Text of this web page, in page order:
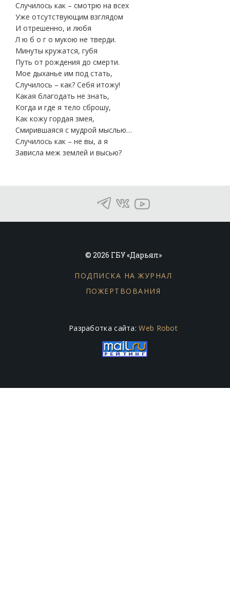
Случилось как – смотрю на всех
Уже отсутствующим взглядом
И отрешенно, и любя
Л ю б о г о мукою не тверди.
Минуты кружатся, губя
Путь от рождения до смерти.
Мое дыханье им под стать,
Случилось – как? Себя итожу!
Какая благодать не знать,
Когда и где я тело сброшу,
Как кожу гордая змея,
Смирившаяся с мудрой мыслью…
Случилось как – не вы, а я
Зависла меж землей и высью?
© 2026 ГБУ «Дарьял»
ПОДПИСКА НА ЖУРНАЛ
ПОЖЕРТВОВАНИЯ
Разработка сайта:Web Robot